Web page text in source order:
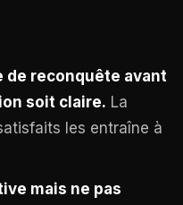
de reconquête avant
soit claire. La
les entraîne à
mais ne pas